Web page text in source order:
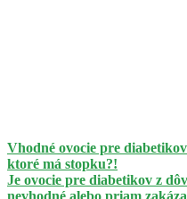
Vhodné ovocie pre
ktoré má stopku?!
Je ovocie pre diabetikov z
nevhodné alebo priam